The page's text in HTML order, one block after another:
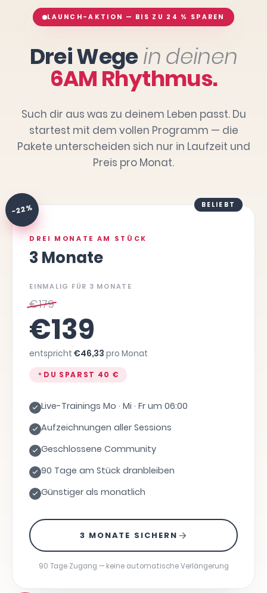
LAUNCH-AKTION — BIS ZU 24 % SPAREN
Drei Wegein deinen
6AM Rhythmus.
Such dir aus was zu deinem Leben passt. Du
startest mit dem vollen Programm — die
Pakete unterscheiden sich nur in Laufzeit und
Preis pro Monat.
-22 % BELIEBT
DREI MONATE AM STÜCK
3 Monate
EINMALIG FÜR 3 MONATE
€179
€139
entspricht €46,33 pro Monat
DU SPARST 40 €
Live-Trainings Mo · Mi · Fr um 06:00
Aufzeichnungen aller Sessions
Geschlossene Community
90 Tage am Stück dranbleiben
Günstiger als monatlich
3 MONATE SICHERN
90 Tage Zugang — keine automatische Verlängerung